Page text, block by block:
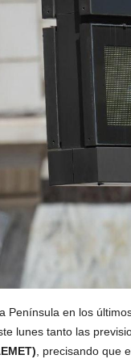
Península en los
lunes tanto las
, precisando que